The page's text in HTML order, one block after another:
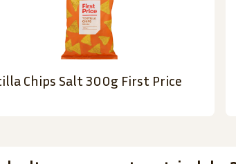
Chips Salt 300g First Price